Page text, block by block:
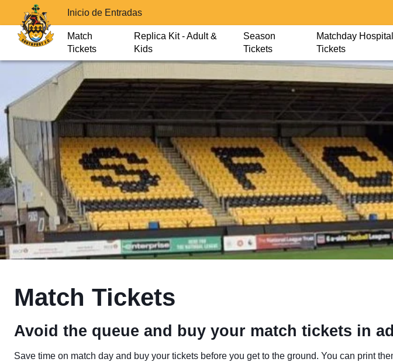
Inicio de Entradas
Match
Tickets
Replica Kit - Adult &
Kids
Season
Tickets
Matchday
Tickets
Match Tickets
Avoid the queue and buy your match tickets in
Save time on match day and buy your tickets before you get to the ground. You can print